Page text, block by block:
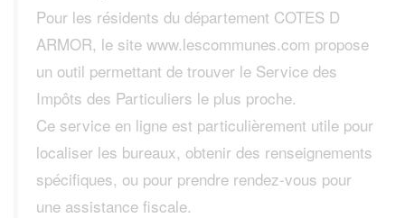
Pour les résidents du département COTES D
ARMOR, le site www.lescommunes.com propose
un outil permettant de trouver le Service des
Impôts des Particuliers le plus proche.
Ce service en ligne est particulièrement utile pour
localiser les bureaux, obtenir des renseignements
spécifiques, ou pour prendre rendez-vous pour
une assistance fiscale.